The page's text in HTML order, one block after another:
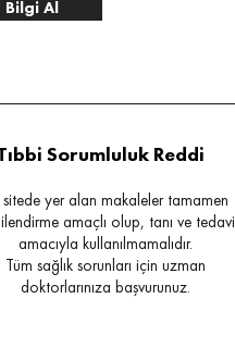
Bilgi Al
sitede yer alan makaleler tamamen
amaçlı olup, tanı ve tedavi
amacıyla kullanılmamalıdır.
Tüm sağlık sorunları için uzman
doktorlarınıza başvurunuz.
Sorumluluk Reddi